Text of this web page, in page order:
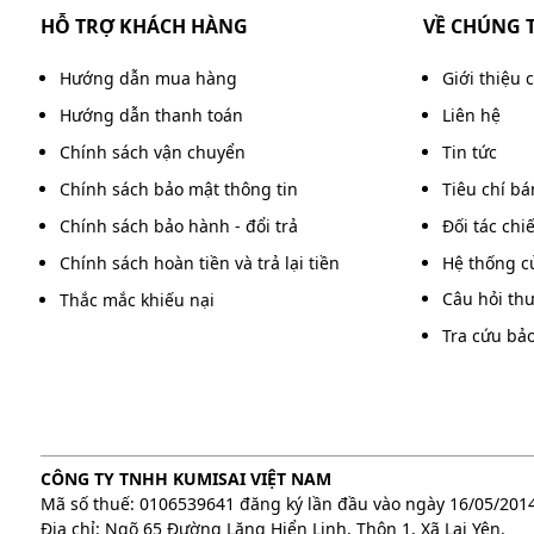
Lực hút mạnh,
Thiết kế nhỏ gọn, dễ di chuyển
HỖ TRỢ KHÁCH HÀNG
Hướng dẫn mua hàng
Hướng dẫn thanh toán
Chính sách vận chuyển
Chính sách bảo mật thông tin
Chính sách bảo hành - đổi trả
Chính sách hoàn tiền và trả lại tiền
Thắc mắc khiếu nại
VỀ CHÚNG
Giới thiệu
Liên hệ
Tin tức
Tiêu chí
Đối tác
Hệ thống
Câu hỏi
Tra cứu
CÔNG TY TNHH KUMISAI VIỆT NAM
Mã số thuế: 0106539641 đăng ký lần đầu vào ngày 16/05/
Địa chỉ: Ngõ 65 Đường Lăng Hiển Linh, Thôn 1, Xã Lại Yên,